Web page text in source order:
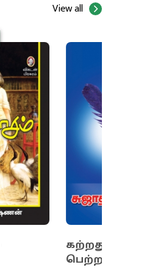
View all
கற்றதும்...
பெற்றதும்...